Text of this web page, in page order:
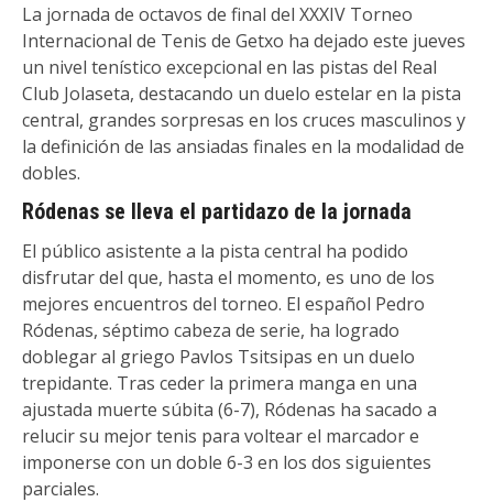
La jornada de octavos de final del XXXIV Torneo
Internacional de Tenis de Getxo ha dejado este jueves
un nivel tenístico excepcional en las pistas del Real
Club Jolaseta, destacando un duelo estelar en la pista
central, grandes sorpresas en los cruces masculinos y
la definición de las ansiadas finales en la modalidad de
dobles.
Ródenas se lleva el partidazo de la jornada
El público asistente a la pista central ha podido
disfrutar del que, hasta el momento, es uno de los
mejores encuentros del torneo. El español Pedro
Ródenas, séptimo cabeza de serie, ha logrado
doblegar al griego Pavlos Tsitsipas en un duelo
trepidante. Tras ceder la primera manga en una
ajustada muerte súbita (6-7), Ródenas ha sacado a
relucir su mejor tenis para voltear el marcador e
imponerse con un doble 6-3 en los dos siguientes
parciales.